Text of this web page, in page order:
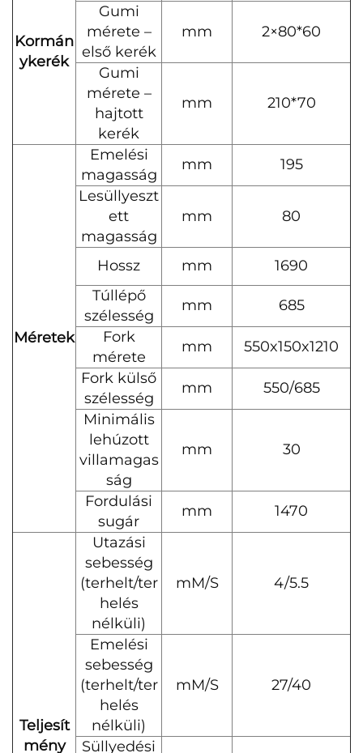
Kormán
ykerék
Gumi
mérete –
első kerék
mm 2×80*60
Gumi
mérete –
hajtott
kerék
mm 210*70
Méretek
Emelési
magasság
mm
195
Lesüllyeszt
ett
magasság
mm 80
Hossz mm
1690
Túllépő
szélesség
mm
685
Fork
mérete
mm
550x150x1210
Fork külső
szélesség
mm
550/685
Minimális
lehúzott
villamagas
ság
mm 30
Fordulási
sugár
mm 1470
Teljesít
mény
Utazási
sebesség
(terhelt/ter
helés
nélküli)
mM/S 4/5.5
Emelési
sebesség
(terhelt/ter
helés
nélküli)
mM/S 27/40
Süllyedési